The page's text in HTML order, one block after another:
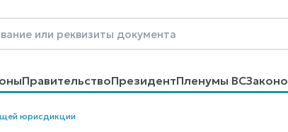
ПравительствоПрезидентПленумы ВС
договоровКонтактыПомощьПоиск
юрисдикции